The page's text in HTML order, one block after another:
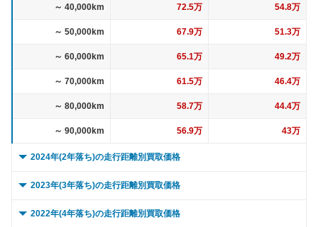
～ 40,000km 72.5万 54.8万
～ 50,000km 67.9万 51.3万
～ 60,000km 65.1万 49.2万
～ 70,000km 61.5万 46.4万
～ 80,000km 58.7万 44.4万
～ 90,000km 56.9万 43万
2024年(2年落ち)の走行距離別買取価格
0 ～ 5,000km 99.8万
～ 10,000km 97.9万
2023年(3年落ち)の走行距離別買取価格
0 ～ 5,000km 90.7万
2022年(4年落ち)の走行距離別買取価格